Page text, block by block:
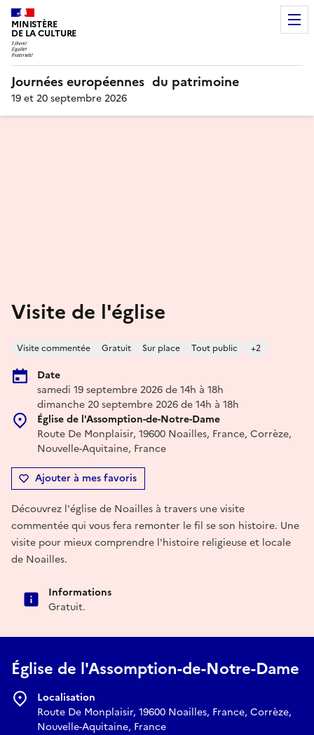
MINISTÈRE
DE LA CULTURE
Journées européennes du patrimoine
19 et 20 septembre 2026
Visite de l'église
Visite commentée Gratuit Sur place Tout public +2
Date
samedi 19 septembre 2026 de 14h à 18h
dimanche 20 septembre 2026 de 14h à 18h
Église de l'Assomption-de-Notre-Dame
Route De Monplaisir, 19600 Noailles, France, Corrèze,
Nouvelle-Aquitaine, France
Ajouter à mes favoris
Découvrez l'église de Noailles à travers une visite
commentée qui vous fera remonter le fil se son histoire. Une
visite pour mieux comprendre l'histoire religieuse et locale
de Noailles.
Informations
Gratuit.
Église de l'Assomption-de-Notre-Dame
Localisation
Route De Monplaisir, 19600 Noailles, France, Corrèze,
Nouvelle-Aquitaine, France